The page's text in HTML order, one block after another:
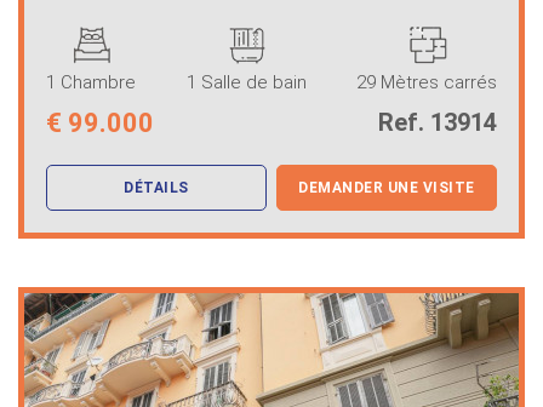
1 Chambre 1 Salle de bain 29 Mètres carrés
€ 99.000 Ref. 13914
DÉTAILS DEMANDER UNE VISITE